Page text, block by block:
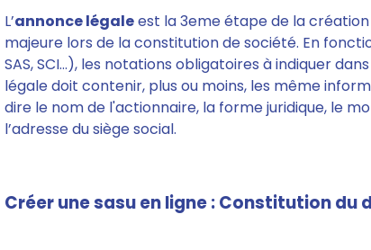
L’annonce légaleest la 3eme étape de la création
majeure lors de la constitution de société. En
SAS, SCI…), les notations obligatoires à indiquer
légale doit contenir, plus ou moins, les même
dire le nom de l'actionnaire, la forme juridique, le
l’adresse du siège social.
Créer une sasu en ligne : Constitution